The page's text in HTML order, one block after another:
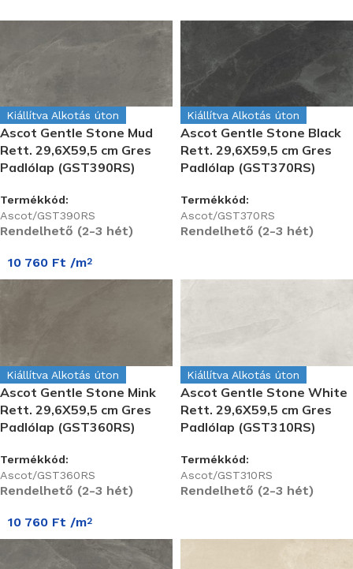
Kiállítva Alkotás úton
Ascot Gentle Stone Mud
Rett. 29,6X59,5 cm Gres
Padlólap (GST390RS)
Termékkód:
Ascot/GST390RS
Rendelhető (2-3 hét)
Kiállítva Alkotás úton
Ascot Gentle Stone Black
Rett. 29,6X59,5 cm Gres
Padlólap (GST370RS)
Termékkód:
Ascot/GST370RS
Rendelhető (2-3 hét)
10 760 Ft /m2
Kiállítva Alkotás úton
Ascot Gentle Stone Mink
Rett. 29,6X59,5 cm Gres
Padlólap (GST360RS)
Termékkód:
Ascot/GST360RS
Rendelhető (2-3 hét)
Kiállítva Alkotás úton
Ascot Gentle Stone White
Rett. 29,6X59,5 cm Gres
Padlólap (GST310RS)
Termékkód:
Ascot/GST310RS
Rendelhető (2-3 hét)
10 760 Ft /m2